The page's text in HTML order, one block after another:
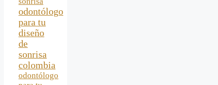
odontólogo
para tu
diseño
de
sonrisa
colombia
odontólogo